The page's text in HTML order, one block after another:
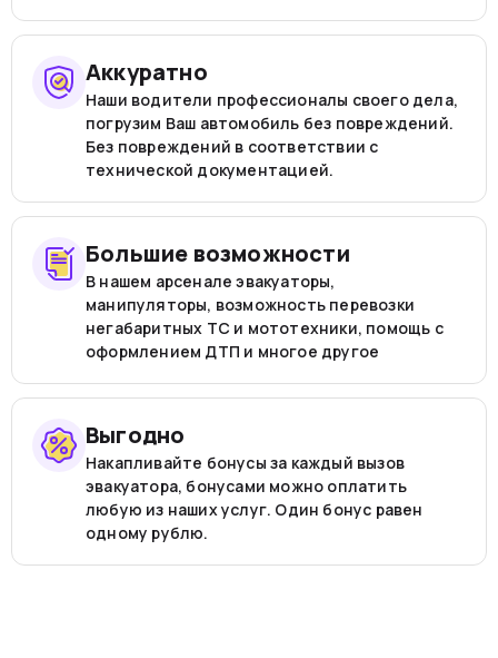
Аккуратно
Наши водители профессионалы своего дела,
погрузим Ваш автомобиль без повреждений.
Без повреждений в соответствии с
технической документацией.
Большие возможности
В нашем арсенале эвакуаторы,
манипуляторы, возможность перевозки
негабаритных ТС и мототехники, помощь с
оформлением ДТП и многое другое
Выгодно
Накапливайте бонусы за каждый вызов
эвакуатора, бонусами можно оплатить
любую из наших услуг. Один бонус равен
одному рублю.